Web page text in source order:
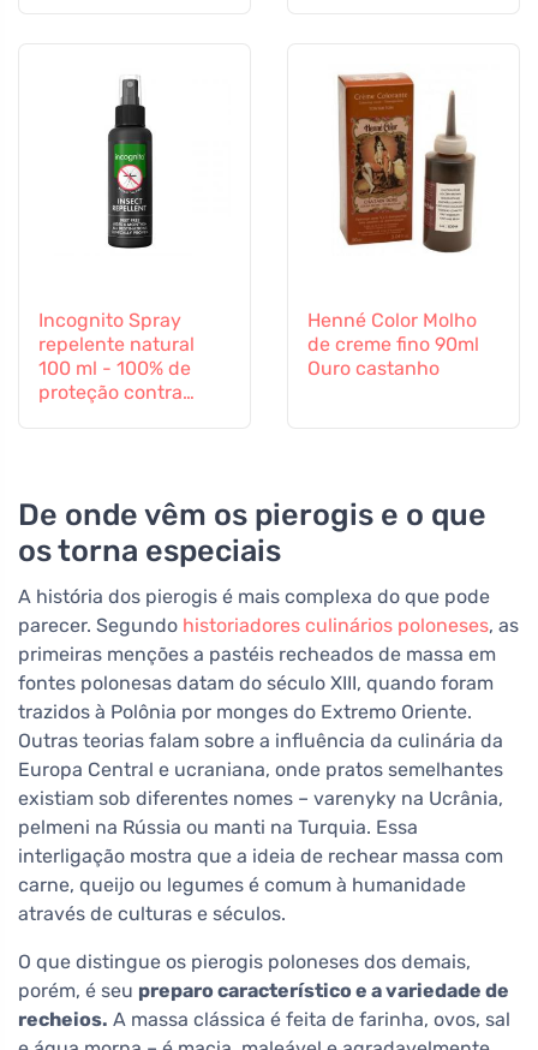
Incognito Spray
repelente natural
100 ml - 100% de
proteção contra
Henné Color Molho
de creme fino 90ml
Ouro castanho
De onde vêm os pierogis e o que
os torna especiais
A história dos pierogis é mais complexa do que pode
parecer. Segundo historiadores culinários poloneses, as
primeiras menções a pastéis recheados de massa em
fontes polonesas datam do século XIII, quando foram
trazidos à Polônia por monges do Extremo Oriente.
Outras teorias falam sobre a influência da culinária da
Europa Central e ucraniana, onde pratos semelhantes
existiam sob diferentes nomes – varenyky na Ucrânia,
pelmeni na Rússia ou manti na Turquia. Essa
interligação mostra que a ideia de rechear massa com
carne, queijo ou legumes é comum à humanidade
através de culturas e séculos.
O que distingue os pierogis poloneses dos demais,
porém, é seu preparo característico e a variedade de
recheios. A massa clássica é feita de farinha, ovos, sal